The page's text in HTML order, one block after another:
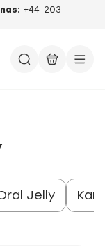
+44-203-
Jelly